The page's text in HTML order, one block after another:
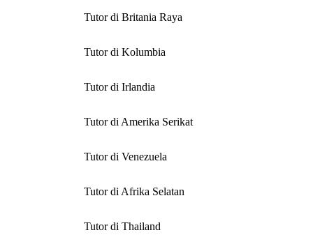
Tutor di Britania Raya
Tutor di Kolumbia
Tutor di Irlandia
Tutor di Amerika Serikat
Tutor di Venezuela
Tutor di Afrika Selatan
Tutor di Thailand